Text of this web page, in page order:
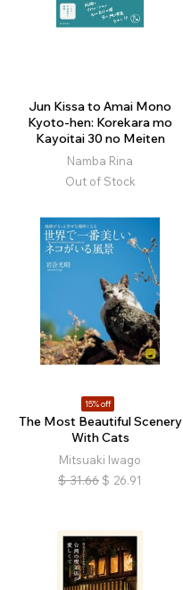
Jun Kissa to Amai Mono
Kyoto-hen: Korekara mo
Kayoitai 30 no Meiten
Namba Rina
Out of Stock
15% off
The Most Beautiful Scenery
With Cats
Mitsuaki Iwago
$ 31.66 $ 26.91